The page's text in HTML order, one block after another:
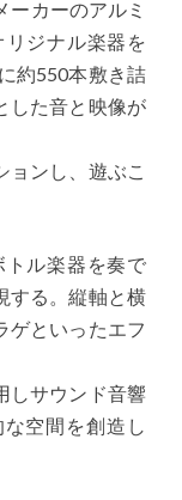
ーカーのアルミ
リジナル楽器を
約550本敷き詰
した音と映像が
ョンし、遊ぶこ
トル楽器を奏で
する。縦軸と横
ゲといったエフ
しサウンド音響
空間を創造し